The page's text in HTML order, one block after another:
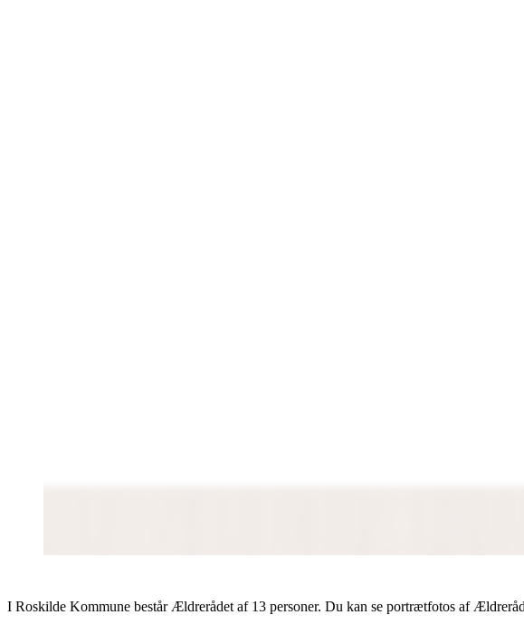
I Roskilde Kommune består Ældrerådet af 13 personer. Du kan se portrætfotos af